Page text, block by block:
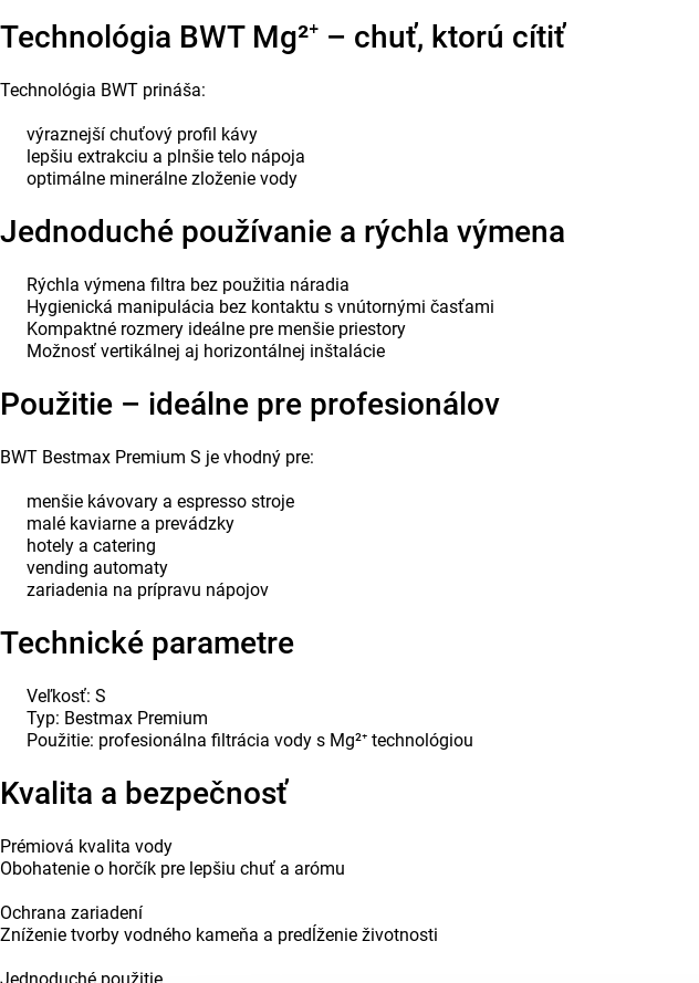
Technológia BWT Mg²⁺ – chuť, ktorú cítiť
Technológia BWT prináša:
výraznejší chuťový profil kávy
lepšiu extrakciu a plnšie telo nápoja
optimálne minerálne zloženie vody
Jednoduché používanie a rýchla výmena
Rýchla výmena filtra bez použitia náradia
Hygienická manipulácia bez kontaktu s vnútornými časťami
Kompaktné rozmery ideálne pre menšie priestory
Možnosť vertikálnej aj horizontálnej inštalácie
Použitie – ideálne pre profesionálov
BWT Bestmax Premium S je vhodný pre:
menšie kávovary a espresso stroje
malé kaviarne a prevádzky
hotely a catering
vending automaty
zariadenia na prípravu nápojov
Technické parametre
Veľkosť: S
Typ: Bestmax Premium
Použitie: profesionálna filtrácia vody s Mg²⁺ technológiou
Kvalita a bezpečnosť
Prémiová kvalita vody
Obohatenie o horčík pre lepšiu chuť a arómu
Ochrana zariadení
Zníženie tvorby vodného kameňa a predĺženie životnosti
Jednoduché použitie